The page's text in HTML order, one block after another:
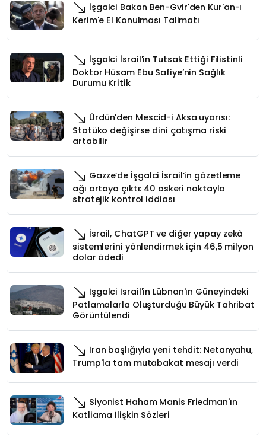
İşgalci Bakan Ben-Gvir'den Kur'an-ı
Kerim'e El Konulması Talimatı
İşgalci İsrail'in Tutsak Ettiği Filistinli
Doktor Hüsam Ebu Safiye’nin Sağlık
Durumu Kritik
Ürdün'den Mescid-i Aksa uyarısı:
Statüko değişirse dini çatışma riski
artabilir
Gazze’de İşgalci İsrail’in gözetleme
ağı ortaya çıktı: 40 askeri noktayla
stratejik kontrol iddiası
İsrail, ChatGPT ve diğer yapay zekâ
sistemlerini yönlendirmek için 46,5 milyon
dolar ödedi
İşgalci İsrail'in Lübnan'ın Güneyindeki
Patlamalarla Oluşturduğu Büyük Tahribat
Görüntülendi
İran başlığıyla yeni tehdit: Netanyahu,
Trump'la tam mutabakat mesajı verdi
Siyonist Haham Manis Friedman'ın
Katliama İlişkin Sözleri